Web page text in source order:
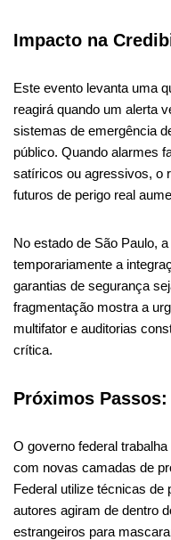
Impacto na
Este evento levanta uma
reagirá quando um alerta
sistemas de emergência
público. Quando alarmes
satíricos ou agressivos, o
futuros de perigo real
No estado de São Paulo,
temporariamente a
garantias de segurança
fragmentação mostra a
multifator e auditorias
crítica.
Próximos
O governo federal
com novas camadas de
Federal utilize técnicas de
autores agiram de dentro
estrangeiros para